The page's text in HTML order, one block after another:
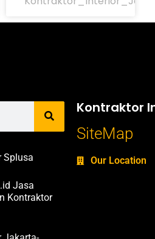
Splusa
Jasa
Kontraktor
Kontraktor
SiteMap
Our Location